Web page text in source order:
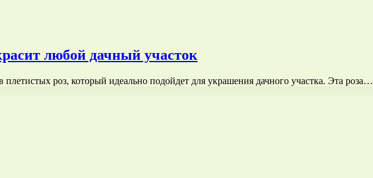
любой дачный участок
роз, который идеально подойдет для украшения дачного участка. Эта роза…